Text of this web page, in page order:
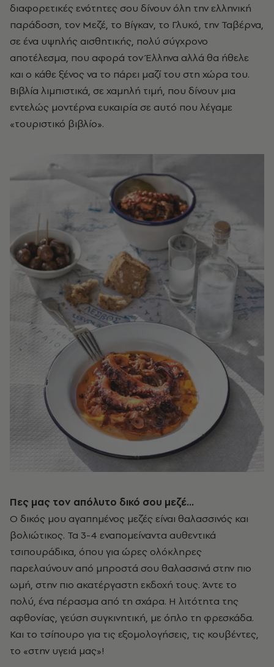
διαφορετικές ενότητες σου δίνουν όλη την ελληνική
παράδοση, τον Μεζέ, το Βίγκαν, το Γλυκό, την Ταβέρνα,
σε ένα υψηλής αισθητικής, πολύ σύγχρονο
αποτέλεσμα, που αφορά τον Έλληνα αλλά θα ήθελε
και ο κάθε ξένος να το πάρει μαζί του στη χώρα του.
Βιβλία λιμπιστικά, σε χαμηλή τιμή, που δίνουν μια
εντελώς μοντέρνα ευκαιρία σε αυτό που λέγαμε
«τουριστικό βιβλίο».
Πες μας τον απόλυτο δικό σου μεζέ…
Ο δικός μου αγαπημένος μεζές είναι θαλασσινός και
βολιώτικος. Τα 3-4 εναπομείναντα αυθεντικά
τσιπουράδικα, όπου για ώρες ολόκληρες
παρελαύνουν από μπροστά σου θαλασσινά στην πιο
ωμή, στην πιο ακατέργαστη εκδοχή τους. Άντε το
πολύ, ένα πέρασμα από τη σχάρα. Η λιτότητα της
αφθονίας, γεύση συγκινητική, με όπλο τη φρεσκάδα.
Και το τσίπουρο για τις εξομολογήσεις, τις κουβέντες,
το «στην υγειά μας»!